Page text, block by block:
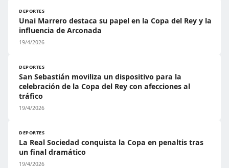
DEPORTES
Unai Marrero destaca su papel en la Copa del Rey y la
influencia de Arconada
19/4/2026
DEPORTES
San Sebastián moviliza un dispositivo para la
celebración de la Copa del Rey con afecciones al
tráfico
19/4/2026
DEPORTES
La Real Sociedad conquista la Copa en penaltis tras
un final dramático
19/4/2026